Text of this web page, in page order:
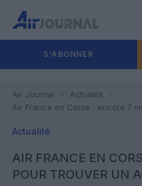
S'ABONNER
Air Journal
Actualité
Air France en Corse : encore 7
Actualité
AIR FRANCE EN
POUR TROUVER UN